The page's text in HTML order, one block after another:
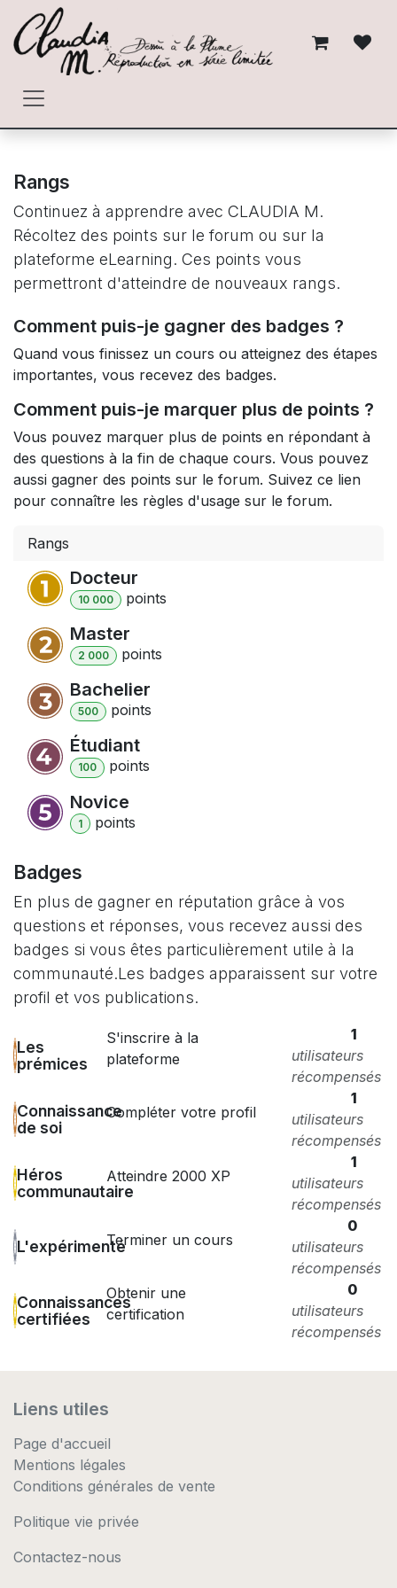
Se rendre au contenu
Rangs
Continuez à apprendre avec CLAUDIA M.
Récoltez des points sur le forum ou sur la
plateforme eLearning. Ces points vous
permettront d'atteindre de nouveaux rangs.
Comment puis-je gagner des badges ?
Quand vous finissez un cours ou atteignez des étapes
importantes, vous recevez des badges.
Comment puis-je marquer plus de points ?
Vous pouvez marquer plus de points en répondant à
des questions à la fin de chaque cours. Vous pouvez
aussi gagner des points sur le forum. Suivez ce lien
pour connaître les règles d'usage sur le forum.
Rangs
Docteur
10 000 points
Master
2 000 points
Bachelier
500 points
Étudiant
100 points
Novice
1 points
Badges
En plus de gagner en réputation grâce à vos
questions et réponses, vous recevez aussi des
badges si vous êtes particulièrement utile à la
communauté.Les badges apparaissent sur votre
profil et vos publications.
Les
prémices
S'inscrire à la
plateforme
1
utilisateurs
récompensés
Connaissance
de soi
Compléter votre profil
1
utilisateurs
récompensés
Héros
communautaire
Atteindre 2000 XP
1
utilisateurs
récompensés
L'expérimentéTerminer un cours
0
utilisateurs
récompensés
Connaissances
certifiées
Obtenir une
certification
0
utilisateurs
récompensés
Liens utiles
Page d'accueil
Mentions légales
Conditions générales de vente
Politique vie privée
Contactez-nous